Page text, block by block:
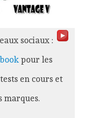
sociaux :
pour les
en cours et
marques.